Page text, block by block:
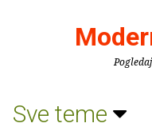
Sve teme